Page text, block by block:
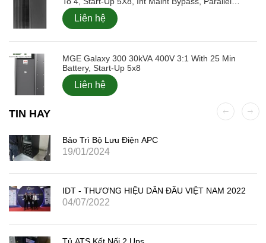
Capable
Liên hệ
MGE Galaxy 300 30kVA 400V 3:1 With 25 Min
Battery, Start-Up 5x8
Liên hệ
TIN HAY
Bảo Trì Bộ Lưu Điện APC
19/01/2024
IDT - THƯƠNG HIỆU DẪN ĐẦU VIỆT NAM 2022
04/07/2022
Tủ ATS Kết Nối 2 Ups